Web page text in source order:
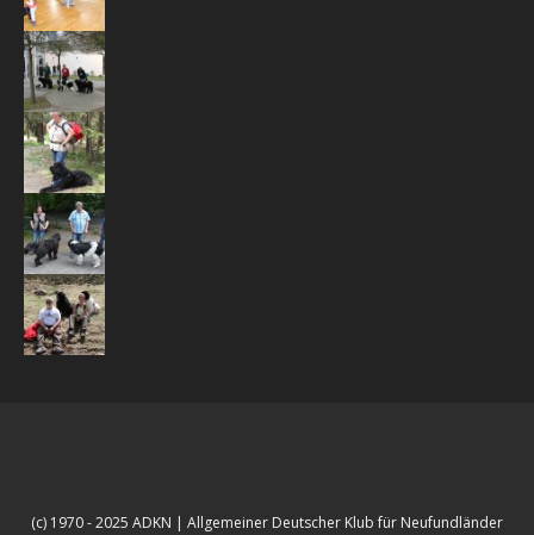
(c) 1970 - 2025 ADKN | Allgemeiner Deutscher Klub für Neufundländer